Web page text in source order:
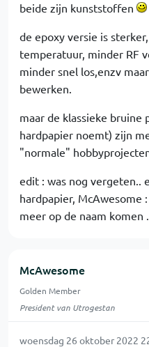
beide zijn kunststoffen
de epoxy versie is
temperatuur, minder RF
minder snel los,enzv
bewerken.
maar de klassieke bruine
hardpapier noemt) zijn
"normale"
edit : was nog vergeten..
hardpapier, McAwesome
meer op de naam komen
McAwesome
Golden Member
President van Utrogestan
woensdag 26 oktober 2022